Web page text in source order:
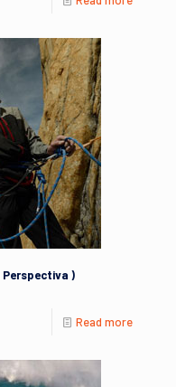
Perspectiva )
Read more